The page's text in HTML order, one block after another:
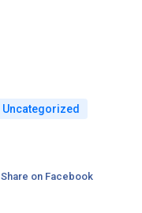
Uncategorized
Share on Facebook